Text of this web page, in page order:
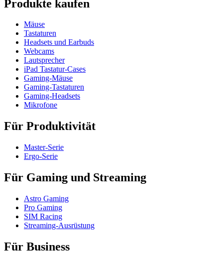
Produkte kaufen
Mäuse
Tastaturen
Headsets und Earbuds
Webcams
Lautsprecher
iPad Tastatur-Cases
Gaming-Mäuse
Gaming-Tastaturen
Gaming-Headsets
Mikrofone
Für Produktivität
Master-Serie
Ergo-Serie
Für Gaming und Streaming
Astro Gaming
Pro Gaming
SIM Racing
Streaming-Ausrüstung
Für Business